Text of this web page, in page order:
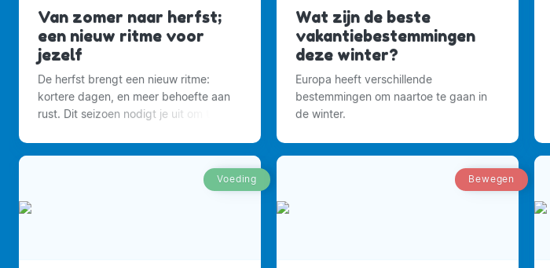
Van zomer naar herfst;
een nieuw ritme voor
jezelf
De herfst brengt een nieuw ritme:
kortere dagen, en meer behoefte aan
rust. Dit seizoen nodigt je uit om te
Wat zijn de beste
vakantiebestemmingen
deze winter?
Europa heeft verschillende
bestemmingen om naartoe te gaan in
de winter.
Voeding Bewegen